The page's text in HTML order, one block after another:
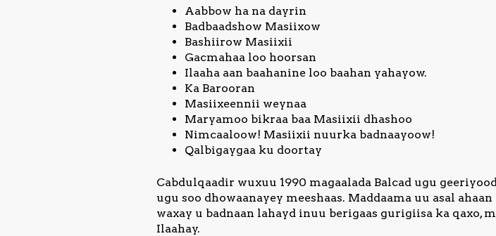
Aabbow ha na dayrin
Badbaadshow Masiixow
Bashiirow Masiixii
Gacmahaa loo hoorsan
Ilaaha aan baahanine loo baahan yahayow.
Ka Barooran
Masiixeennii weynaa
Maryamoo bikraa baa Masiixii dhashoo
Nimcaaloow! Masiixii nuurka badnaayoow!
Qalbigaygaa ku doortay
Cabdulqaadir wuxuu 1990 magaalada Balcad ugu
ugu soo dhowaanayey meeshaas. Maddaama uu asal
waxay u badnaan lahayd inuu berigaas gurigiisa ka qaxo,
Ilaahay.